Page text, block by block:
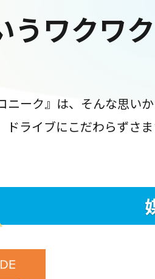
うワクワ
ニーク』は、そんな思い
ドライブにこだわらずさ